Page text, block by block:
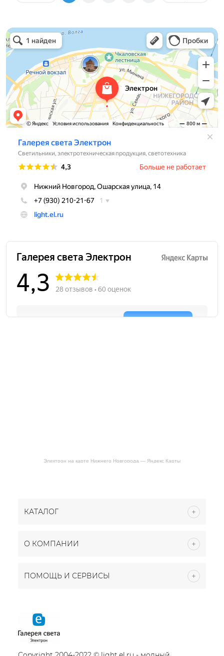
Электрон
Светильники в Нижнем Новгороде
Электротехническая продукция в Нижнем Новгороде
Электрон на карте Нижнего Новгорода — Яндекс Карты
КАТАЛОГ
О КОМПАНИИ
ПОМОЩЬ И СЕРВИСЫ